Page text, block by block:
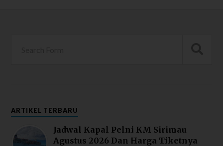
ARTIKEL TERBARU
Jadwal Kapal Pelni KM Sirimau
Agustus 2026 Dan Harga Tiketnya